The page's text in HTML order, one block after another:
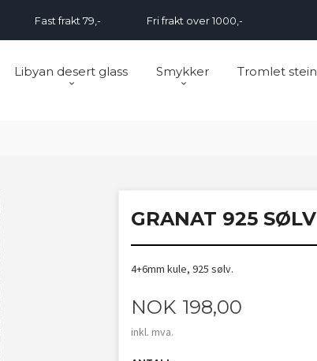
Fast frakt 79,- Fri frakt over 1000,-
Libyan desert glass Smykker Tromlet stein
GRANAT 925 SØLV
4+6mm kule, 925 sølv.
Pris
NOK 198,00
inkl. mva.